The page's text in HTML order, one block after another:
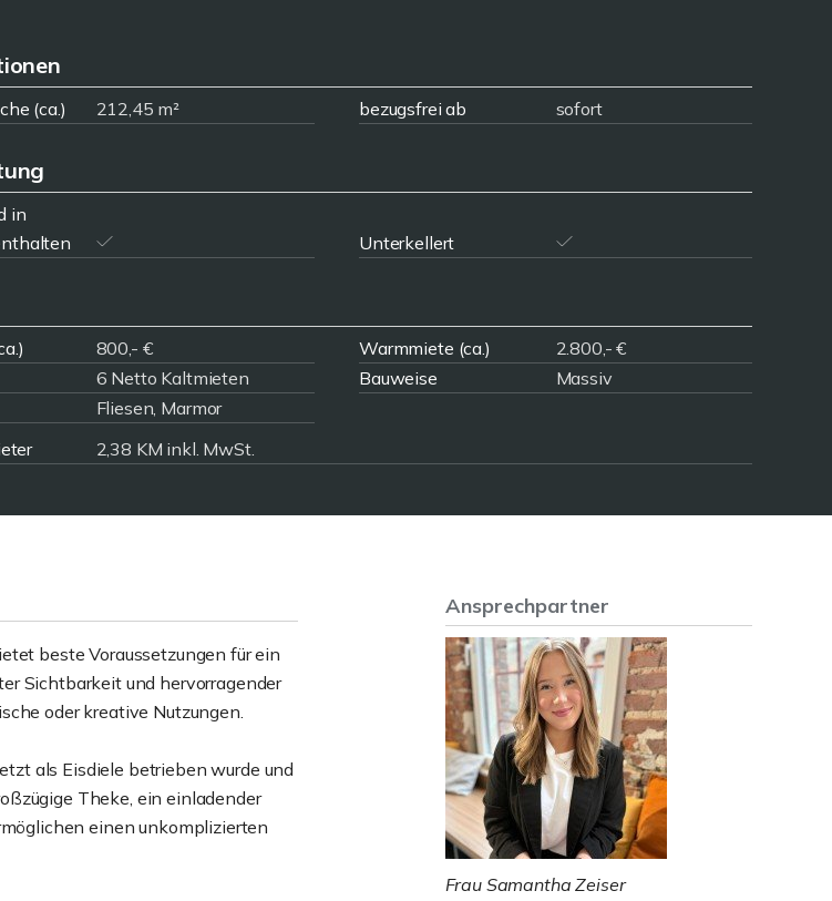
(ca.) 212,45 m² bezugsfrei ab sofort
in
Unterkellert
800,- € Warmmiete (ca.)
2.800,- €
6 Netto Kaltmieten Bauweise
Massiv
Fliesen, Marmor
2,38 KM inkl. MwSt.
beste Voraussetzungen für ein
Sichtbarkeit und hervorragender
oder kreative Nutzungen.
als Eisdiele betrieben wurde und
Theke, ein einladender
einen unkomplizierten
Ansprechpartner
Frau Samantha Zeiser